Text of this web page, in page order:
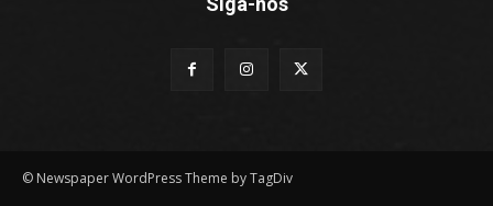
© Newspaper WordPress Theme by TagDiv